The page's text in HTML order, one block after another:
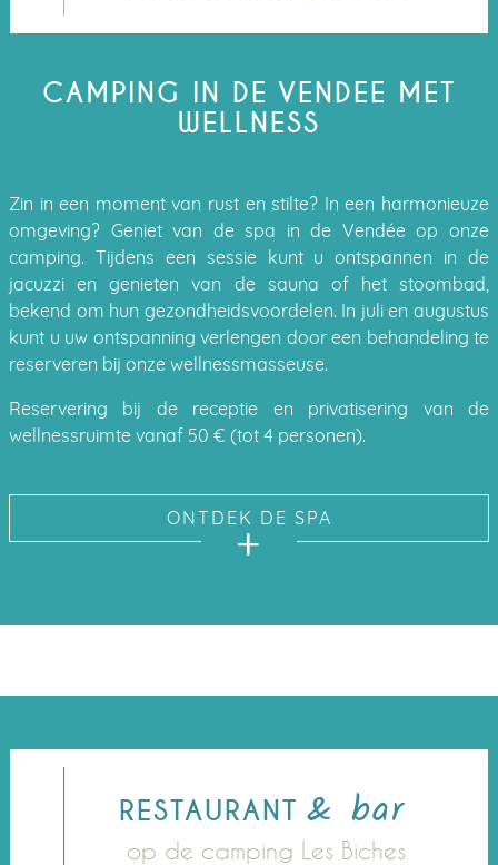
CAMPING IN DE VENDEE MET
WELLNESS
Zin in een moment van rust en stilte? In een harmonieuze
omgeving? Geniet van de spa in de Vendée op onze
camping. Tijdens een sessie kunt u ontspannen in de
jacuzzi en genieten van de sauna of het stoombad,
bekend om hun gezondheidsvoordelen. In juli en augustus
kunt u uw ontspanning verlengen door een behandeling te
reserveren bij onze wellnessmasseuse.
Reservering bij de receptie en privatisering van de
wellnessruimte vanaf 50 € (tot 4 personen).
ONTDEK DE SPA
RESTAURANT & bar
op de camping Les Biches